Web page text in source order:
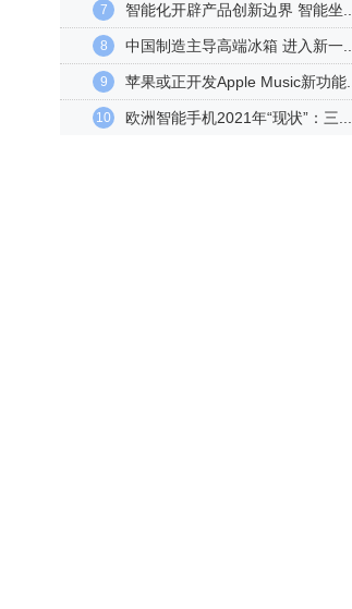
7 智能化开辟产品创新边界 智能坐...
8 中国制造主导高端冰箱 进入新一...
9 苹果或正开发Apple Music新功能...
10 欧洲智能手机2021年“现状”：三...